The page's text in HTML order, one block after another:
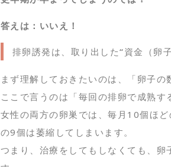
答えは：いいえ！
排卵誘発は、取り出した“資金（卵
まず理解しておきたいのは、「卵子の
ここで言うのは「毎回の排卵で成熟す
女性の両方の卵巣では、毎月10個ほ
の9個は萎縮してしまいます。
つまり、治療をしてもしなくても、